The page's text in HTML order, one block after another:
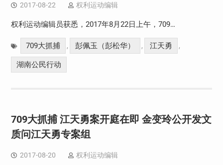
2017-08-22 权利运动编辑
权利运动编辑员获悉，2017年8月22日上午，709…
709大抓捕 , 彭佩玉（彭松华） , 江天勇 ,
湖南公民行动
709大抓捕 江天勇案开庭在即 金变玲公开发文
质问江天勇专案组
2017-08-20 权利运动编辑